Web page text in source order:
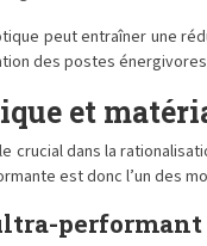
peut entraîner une
des postes
et
crucial dans la
est donc l’un des
performant